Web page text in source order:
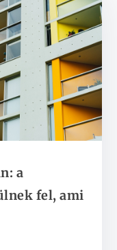
a
fel, ami